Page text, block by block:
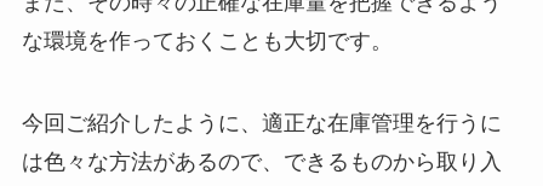
な環境を作っておくことも大切です。
今回ご紹介したように、適正な在庫管理を行うに
は色々な方法があるので、できるものから取り入